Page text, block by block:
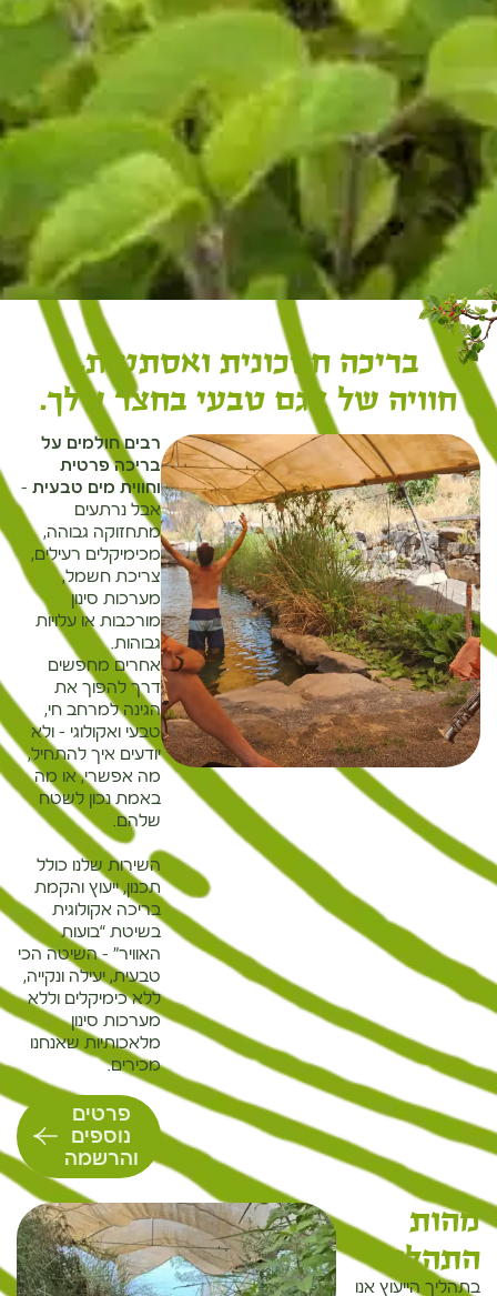
בריכה חסכונית ואסתטית,
חוויה של אגם טבעי בחצר שלך.
רבים חולמים על
בריכה פרטית
וחווית מים טבעית–
אבל נרתעים
מתחזוקה גבוהה,
מכימיקלים רעילים,
צריכת חשמל,
מערכות סינון
מורכבות או עלויות
גבוהות.
אחרים מחפשים
דרך להפוך את
הגינה למרחב חי,
טבעי ואקולוגי – ולא
יודעים איך להתחיל,
מה אפשרי, או מה
באמת נכון לשטח
שלהם.
השירות שלנו כולל
תכנון, ייעוץ והקמת
בריכה אקולוגית
בשיטת “בועות
האוויר” – השיטה הכי
טבעית, יעילה ונקייה,
ללא כימיקלים וללא
מערכות סינון
מלאכותיות שאנחנו
מכירים.
פרטים
נוספים
והרשמה
מהות
התהליך
בתהליך הייעוץ אנו